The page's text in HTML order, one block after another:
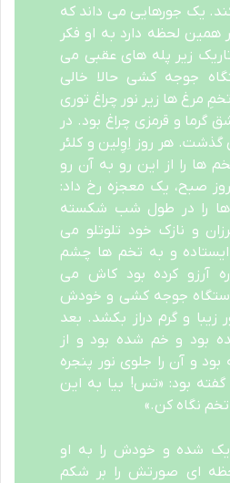
یک جورهایی می داند که
همین لحظه دارد به او فکر
زیر پله های عقبی می
جوجه کشی حالا خالی
مرغ ها زیر نور چراغ توری
و قرمزی چراغ بود. در
هر روز اِوِلین و کلئر
ها را از این رو به آن رو
صبح، یک معجزه رخ داد:
ها را در طول شب شکسته
و نازک خود تلوتلو می
ایستاده و به تخم ها چشم
آرزو کرده بود کاش می
جوجه کشی و خودش
زیبا و گرم دراز بکشد. بعد
بود و خم شده بود و از
و آن را جلوی نور پنجره
بود: «تس! بیا به این
نگاه کن.»
شده و خودش را به او
ای صورتش را بر شکم